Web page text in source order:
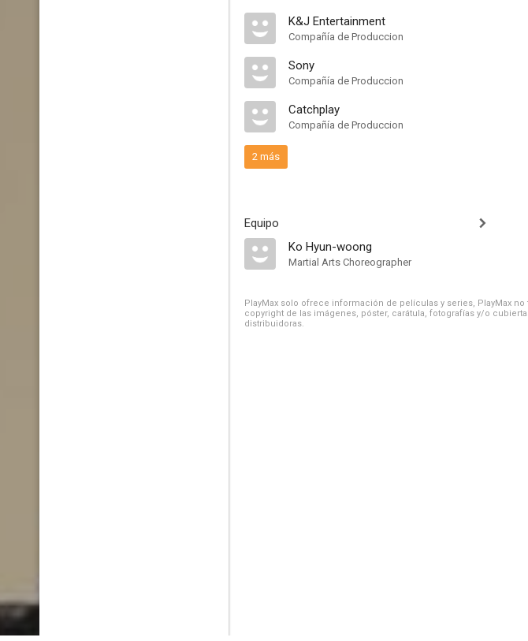
K&J Entertainment
Compañía de Produccion
Sony
Compañía de Produccion
Catchplay
Compañía de Produccion
2 más
Equipo
Ko Hyun-woong
Martial Arts Choreographer
PlayMax solo ofrece información de películas y series, PlayMax
copyright de las imágenes, póster, carátula, fotografías y/o
distribuidoras.